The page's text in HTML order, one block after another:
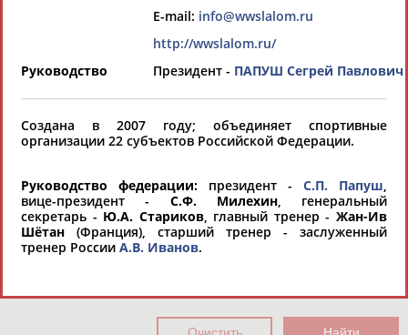
сутки:
РЕСУРСНАЯ ПЛОЩАДКА
Всероссийские спортивные организации
ВУЗы, Академии и т.п.
Выберите из списка
Вид спорта
E-mail: info@wwslalom.ru
http://wwslalom.ru/
Руководство
Президент - ПАПУШ Сегрей Павлович
Создана в 2007 году; объединяет спортивные
организации 22 субъектов Российской Федерации.
Руководство федерации: президент - С.П. Папуш,
вице-президент - С.Ф. Милехин, генеральный
секретарь - Ю.А. Стариков, главный тренер -Жан-Ив
Шётан (Франция), старший тренер - заслуженный
тренер России А.В. Иванов.